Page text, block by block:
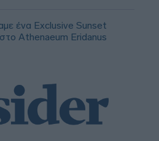
ένα Exclusive Sunset
Athenaeum Eridanus